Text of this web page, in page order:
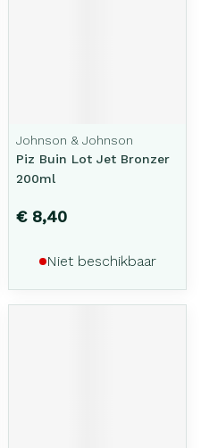
Johnson & Johnson
Piz Buin Lot Jet Bronzer
200ml
€ 8,40
Niet beschikbaar